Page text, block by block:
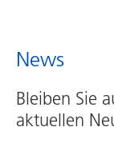
News
Bleiben Sie
aktuellen